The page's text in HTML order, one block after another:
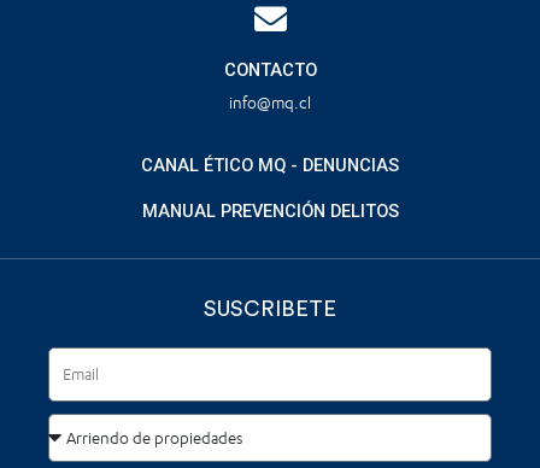
CONTACTO
info@mq.cl
CANAL ÉTICO MQ - DENUNCIAS
MANUAL PREVENCIÓN DELITOS
SUSCRIBETE